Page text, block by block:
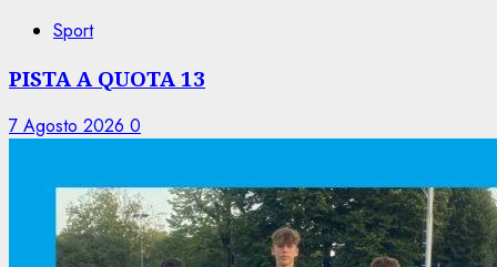
Sport
PISTA A QUOTA 13
7 Agosto 2026 0